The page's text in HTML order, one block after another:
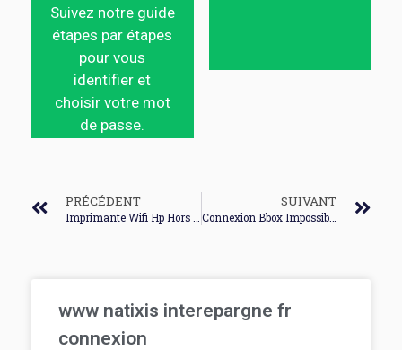
Suivez notre guide
étapes par étapes
pour vous
identifier et
choisir votre mot
de passe.
PRÉCÉDENT SUIVANT
Connexion Bbox Impossible
www natixis interepargne fr
connexion